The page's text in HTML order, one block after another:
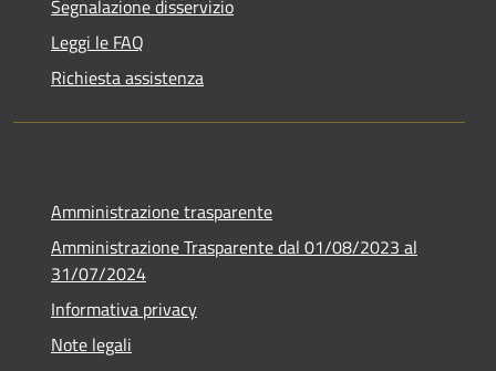
Segnalazione disservizio
Leggi le FAQ
Richiesta assistenza
Amministrazione trasparente
Amministrazione Trasparente dal 01/08/2023 al
31/07/2024
Informativa privacy
Note legali